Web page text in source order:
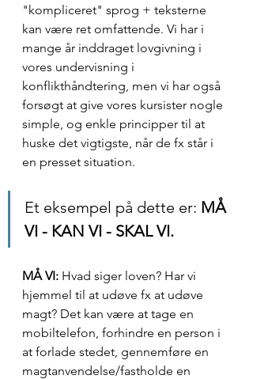
"kompliceret" sprog + teksterne
kan være ret omfattende. Vi har i
mange år inddraget lovgivning i
vores undervisning i
konflikthåndtering, men vi har også
forsøgt at give vores kursister nogle
simple, og enkle principper til at
huske det vigtigste, når de fx står i
en presset situation.
Et eksempel på dette er: MÅ
VI - KAN VI - SKAL VI.
MÅ VI: Hvad siger loven? Har vi
hjemmel til at udøve fx at udøve
magt? Det kan være at tage en
mobiltelefon, forhindre en person i
at forlade stedet, gennemføre en
magtanvendelse/fastholde en